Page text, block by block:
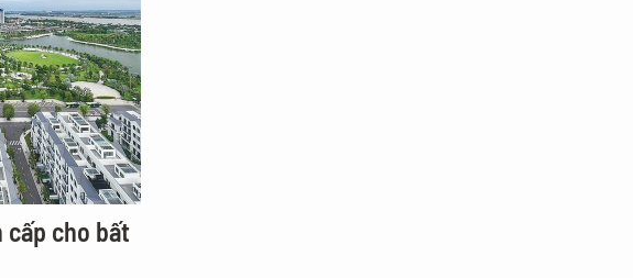
cấp cho bất